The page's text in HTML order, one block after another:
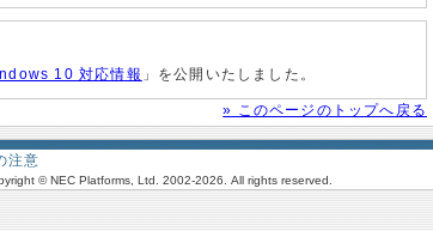
10 対応情報 」を公開いたしました。
» このページのトップへ戻る
注意
© NEC Platforms, Ltd. 2002-2026. All rights reserved.